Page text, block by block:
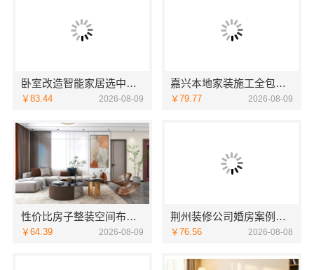
卧室改造智能家居选中蓝建投（北京）建设有限公司武功分公司
￥83.44 2026-08-09
嘉兴本地家装施工全包透明报价，嘉兴美派建材科技有限公司闭口合同
￥79.77 2026-08-09
性价比房子整装空间布局上门服务浙江乐享
￥64.39 2026-08-09
荆州装修公司婚房案例湖北百年米莱空间美学装饰材料有限公司
￥76.56 2026-08-08